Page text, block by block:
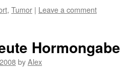
, Tumor | Leave a comment
Hormongabe
byAlex